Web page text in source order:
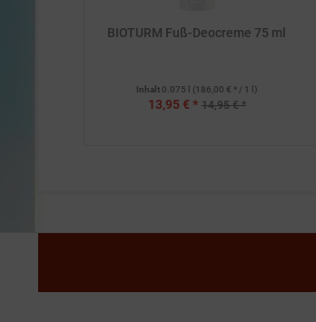
BIOTURM Fuß-Deocreme 75 ml
Inhalt 0.075 l (186,00 € * / 1 l)
13,95 € * 14,95 € *